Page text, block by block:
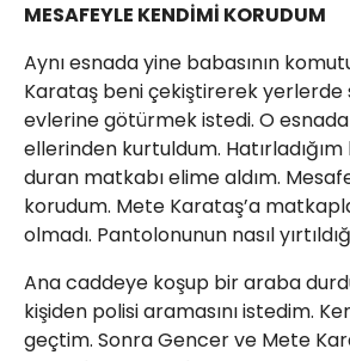
MESAFEYLE KENDİMİ KORUDUM
Aynı esnada yine babasının
Karataş beni çekiştirerek yerlerde
evlerine götürmek istedi. O esnada
ellerinden kurtuldum.
duran matkabı elime aldım.
korudum. Mete Karataş’a
olmadı. Pantolonunun nasıl
Ana caddeye koşup bir araba
kişiden polisi aramasını istedim.
geçtim. Sonra Gencer ve Mete